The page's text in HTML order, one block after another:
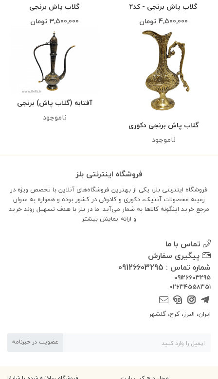
گلاب پاش برنجی - کد۲
4,500,000 تومان
گلاب پاش برنجی
3,500,000 تومان
گلاب پاش برنجی دکوری
ناموجود
آفتابه (گلاب پاش) برنجی
ناموجود
فروشگاه اینترنتی بلز
فروشگاه اینترنتی بلز، یکی از بهترین فروشگاه‌های آنلاین با تخصص ویژه در
زمینه محصولات آنتیک، دکوری و کادوئی در کشور بوده و همواره به عنوان
مرجع خرید اینگونه کالاها به شمار می‌آید. ما در بلز با هدف تسهیل روند خرید
و ارائه نمایش بیشتر
تماس با ما
پیگیری سفارش
شماره تماس : 09126603295
09126603295
02634558351
ایران، البرز، کرج، گلشهر
عضویت در خبرنامه